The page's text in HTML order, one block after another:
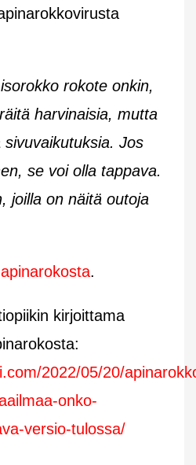
rokote onkin,
harvinaisia, mutta
sivuvaikutuksia. Jos
se voi olla tappava.
joilla on näitä outoja
.
kirjoittama
2022/05/20/
onko-
versio-tulossa/